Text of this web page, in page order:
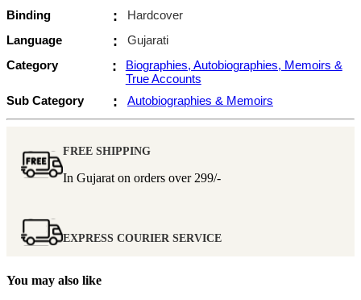
Binding
:
Hardcover
Language
:
Gujarati
Category
:
Biographies, Autobiographies, Memoirs &
True Accounts
Sub Category
: Autobiographies & Memoirs
FREE SHIPPING
In Gujarat on orders over 299/-
EXPRESS COURIER SERVICE
You may also like